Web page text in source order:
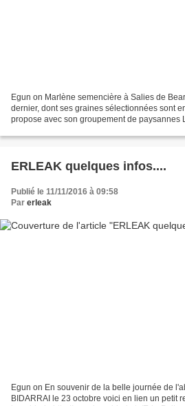
Egun on Marlène semencière à Salies de
dernier, dont ses graines sélectionnées sont
propose avec son groupement de paysannes
ERLEAK quelques infos....
Publié le 11/11/2016 à 09:58
Par erleak
Egun on En souvenir de la belle journée de
BIDARRAI le 23 octobre voici en lien un petit